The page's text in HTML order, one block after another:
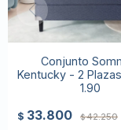
Conjunto
Kentucky - 2
1.90
$ 33.800 $42.250